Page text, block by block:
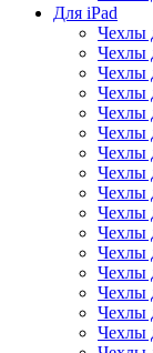
Для iPad
Чехлы
Чехлы
Чехлы
Чехлы
Чехлы
Чехлы
Чехлы
Чехлы
Чехлы
Чехлы
Чехлы
Чехлы
Чехлы
Чехлы
Чехлы
Чехлы